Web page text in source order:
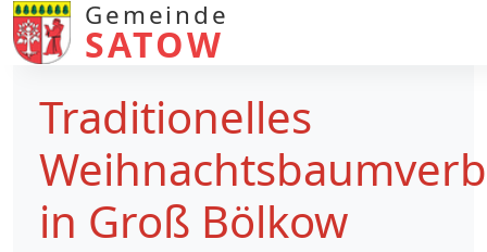
Gemeinde
SATOW
Traditionelles
in Groß Bölkow